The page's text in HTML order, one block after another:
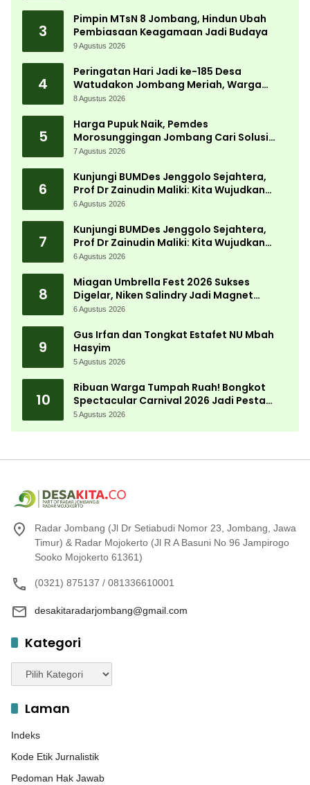
3
Pimpin MTsN 8 Jombang, Hindun Ubah
Pembiasaan Keagamaan Jadi Budaya
9 Agustus 2026
4
Peringatan Hari Jadi ke-185 Desa
Watudakon Jombang Meriah, Warga
Tumpek Blek Padati Karnaval Budaya
8 Agustus 2026
5
Harga Pupuk Naik, Pemdes
Morosunggingan Jombang Cari Solusi
Lewat Kajian Akademik
7 Agustus 2026
6
Kunjungi BUMDes Jenggolo Sejahtera,
Prof Dr Zainudin Maliki: Kita Wujudkan
Kemandirian Ekonomi dengan Potensi
6 Agustus 2026
7
Kunjungi BUMDes Jenggolo Sejahtera,
Prof Dr Zainudin Maliki: Kita Wujudkan
Kemandirian Ekonomi dengan Potensi
6 Agustus 2026
8
Miagan Umbrella Fest 2026 Sukses
Digelar, Niken Salindry Jadi Magnet
Ribuan Pengunjung
6 Agustus 2026
9
Gus Irfan dan Tongkat Estafet NU Mbah
Hasyim
5 Agustus 2026
10
Ribuan Warga Tumpah Ruah! Bongkot
Spectacular Carnival 2026 Jadi Pesta
Kemerdekaan Terbesar di Peterongan
5 Agustus 2026
Radar Jombang (Jl Dr Setiabudi Nomor 23, Jombang, Jawa
Timur) & Radar Mojokerto (Jl R A Basuni No 96 Jampirogo
Sooko Mojokerto 61361)
(0321) 875137 / 081336610001
desakitaradarjombang@gmail.com
Kategori
Kategori
Laman
Indeks
Kode Etik Jurnalistik
Pedoman Hak Jawab